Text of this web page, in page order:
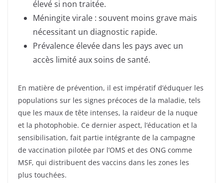
élevé si non traitée.
Méningite virale : souvent moins grave mais
nécessitant un diagnostic rapide.
Prévalence élevée dans les pays avec un
accès limité aux soins de santé.
En matière de prévention, il est impératif d’éduquer les
populations sur les signes précoces de la maladie, tels
que les maux de tête intenses, la raideur de la nuque
et la photophobie. Ce dernier aspect, l’éducation et la
sensibilisation, fait partie intégrante de la campagne
de vaccination pilotée par l’OMS et des ONG comme
MSF, qui distribuent des vaccins dans les zones les
plus touchées.